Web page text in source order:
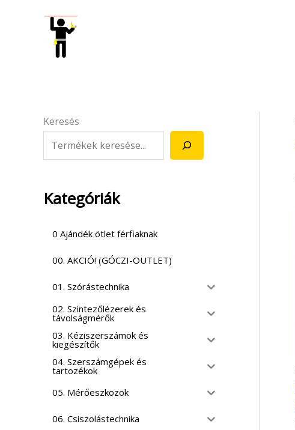
Keresés
Kategóriák
0 Ajándék ötlet férfiaknak
00. AKCIÓ! (GÓCZI-OUTLET)
01. Szórástechnika
02. Szintezőlézerek és
távolságmérők
03. Kéziszerszámok és
kiegészítők
04. Szerszámgépek és
tartozékok
05. Mérőeszközök
06. Csiszolástechnika